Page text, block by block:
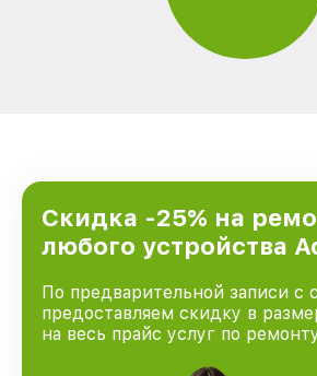
Скидка -25% на
любого устройства
По предварительной записи с
предоставляем скидку в
на весь прайс услуг по